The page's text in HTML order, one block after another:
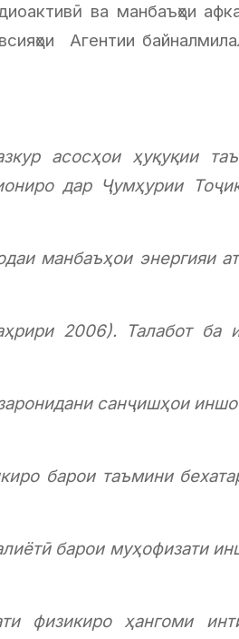
ва манбаъҳои
Агентии
асосҳои ҳуқуқии
дар Ҷумҳурии
манбаъҳои энергияи
2006). Талабот ба
санҷишҳои
барои таъмини
барои муҳофизати
физикиро ҳангоми